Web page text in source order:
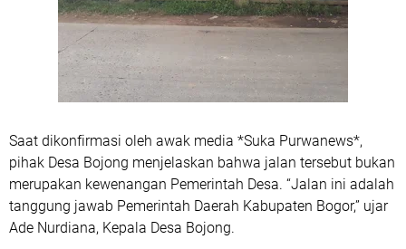
Saat dikonfirmasi oleh awak media *Suka Purwanews*,
pihak Desa Bojong menjelaskan bahwa jalan tersebut bukan
merupakan kewenangan Pemerintah Desa. “Jalan ini adalah
tanggung jawab Pemerintah Daerah Kabupaten Bogor,” ujar
Ade Nurdiana, Kepala Desa Bojong.